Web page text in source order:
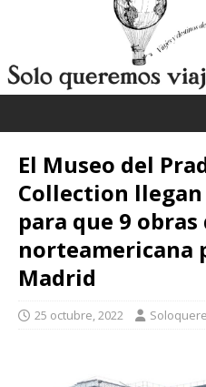
El Museo del
Collection
para que 9
norteamericana
Madrid
25 octubre, 2022